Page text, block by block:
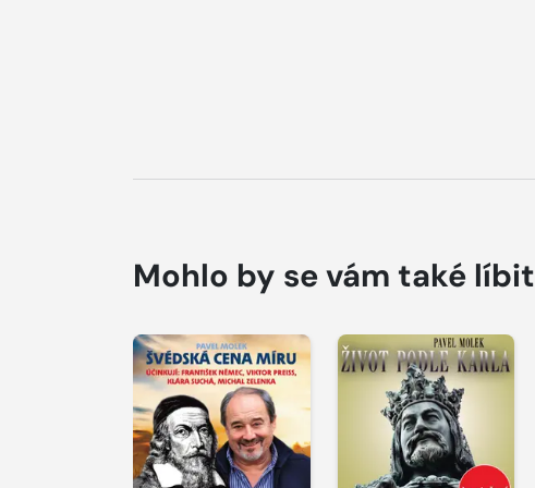
Mohlo by se vám také líbit
Přehrát
ukázku
Přehrát
ukázku